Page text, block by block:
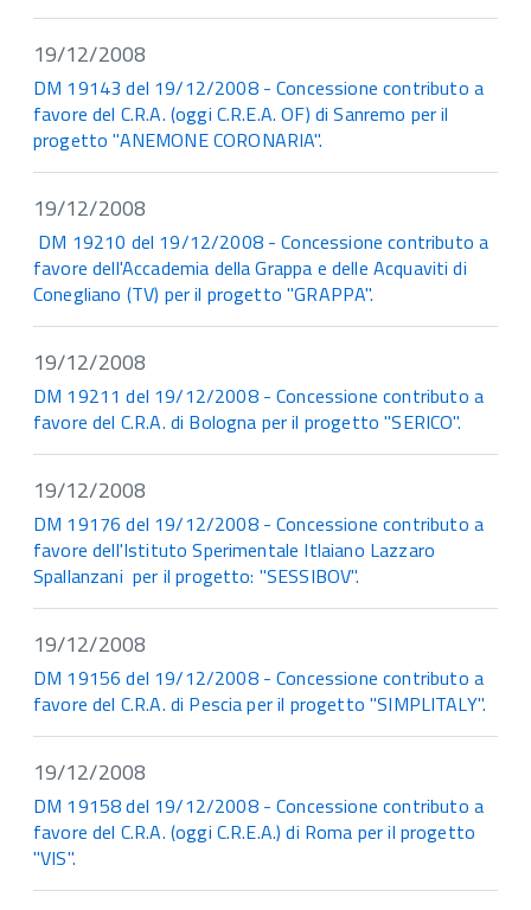
19/12/2008
DM 19143 del 19/12/2008 - Concessione contributo a
favore del C.R.A. (oggi C.R.E.A. OF) di Sanremo per il
progetto "ANEMONE CORONARIA".
19/12/2008
DM 19210 del 19/12/2008 - Concessione contributo a
favore dell'Accademia della Grappa e delle Acquaviti di
Conegliano (TV) per il progetto "GRAPPA".
19/12/2008
DM 19211 del 19/12/2008 - Concessione contributo a
favore del C.R.A. di Bologna per il progetto "SERICO".
19/12/2008
DM 19176 del 19/12/2008 - Concessione contributo a
favore dell'Istituto Sperimentale Itlaiano Lazzaro
Spallanzani per il progetto: "SESSIBOV".
19/12/2008
DM 19156 del 19/12/2008 - Concessione contributo a
favore del C.R.A. di Pescia per il progetto "SIMPLITALY".
19/12/2008
DM 19158 del 19/12/2008 - Concessione contributo a
favore del C.R.A. (oggi C.R.E.A.) di Roma per il progetto
"VIS".